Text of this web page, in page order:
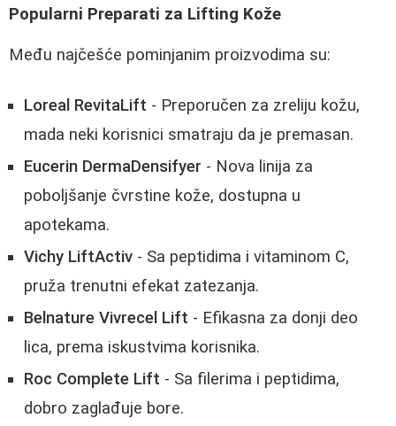
Popularni Preparati za Lifting Kože
Među najčešće pominjanim proizvodima su:
Loreal RevitaLift - Preporučen za zreliju kožu,
mada neki korisnici smatraju da je premasan.
Eucerin DermaDensifyer - Nova linija za
poboljšanje čvrstine kože, dostupna u
apotekama.
Vichy LiftActiv - Sa peptidima i vitaminom C,
pruža trenutni efekat zatezanja.
Belnature Vivrecel Lift - Efikasna za donji deo
lica, prema iskustvima korisnika.
Roc Complete Lift - Sa filerima i peptidima,
dobro zaglađuje bore.